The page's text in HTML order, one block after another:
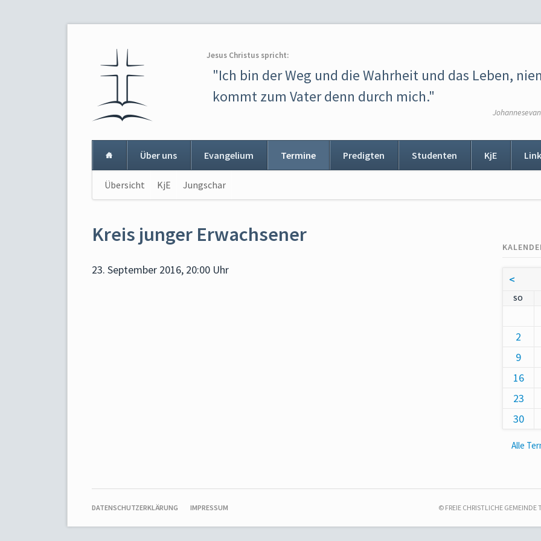
Jesus Christus spricht:
"Ich bin der Weg und die Wahrheit und das Leben,
kommt zum Vater denn durch mich."
Über uns Evangelium Termine Predigten Studenten KjE
Navigation
überspringen
Übersicht KjE Jungschar
Kreis junger Erwachsener
23. September 2016, 20:00 Uhr
<
SO
2
9
16
23
30
Alle
NAVIGATION
DATENSCHUTZERKLÄRUNG IMPRESSUM © FREIE CHRISTLICHE GEMEINDE